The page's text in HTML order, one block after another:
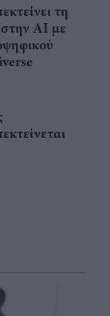
τη
ΑΙ με